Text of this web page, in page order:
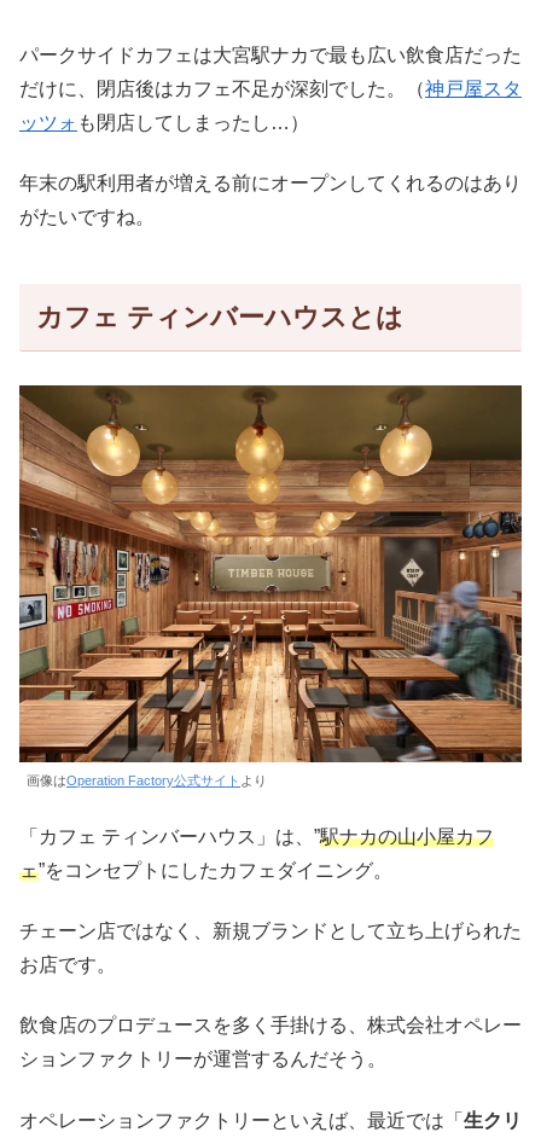
パークサイドカフェは大宮駅ナカで最も広い飲食店だった
だけに、閉店後はカフェ不足が深刻でした。（神戸屋スタ
ッツォ も閉店してしまったし…）
年末の駅利用者が増える前にオープンしてくれるのはあり
がたいですね。
カフェ ティンバーハウスとは
画像はOperation Factory公式サイト より
「カフェ ティンバーハウス」は、”駅ナカの山小屋カフ
ェ”をコンセプトにしたカフェダイニング。
チェーン店ではなく、新規ブランドとして立ち上げられた
お店です。
飲食店のプロデュースを多く手掛ける、株式会社オペレー
ションファクトリーが運営するんだそう。
オペレーションファクトリーといえば、最近では「 生クリ